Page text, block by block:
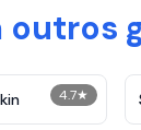
outros
4.7★